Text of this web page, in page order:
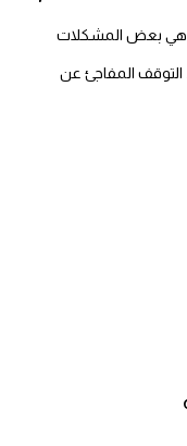
هي بعض المشكلات
التوقف المفاجئ عن